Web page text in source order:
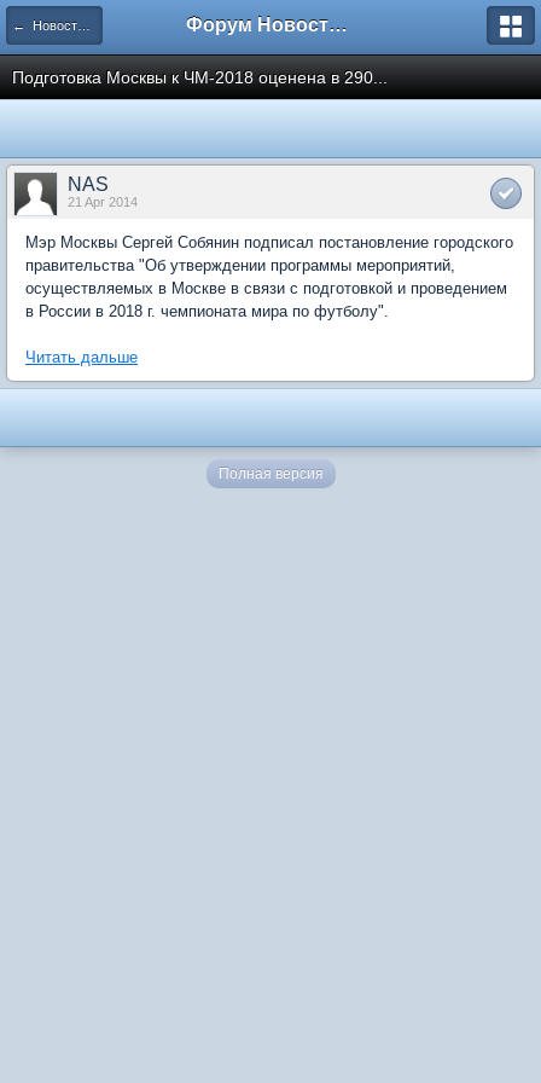
← Новости рынка недвижимости Форум Новостройки
Подготовка Москвы к ЧМ-2018 оценена в 290...
NAS
21 Apr 2014
Мэр Москвы Сергей Собянин подписал постановление городского
правительства "Об утверждении программы мероприятий,
осуществляемых в Москве в связи с подготовкой и проведением
в России в 2018 г. чемпионата мира по футболу".
Читать дальше
Полная версия